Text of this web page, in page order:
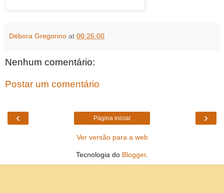
Débora Gregorino at 00:26:00
Nenhum comentário:
Postar um comentário
‹ ›
Página inicial
Ver versão para a web
Tecnologia do Blogger.